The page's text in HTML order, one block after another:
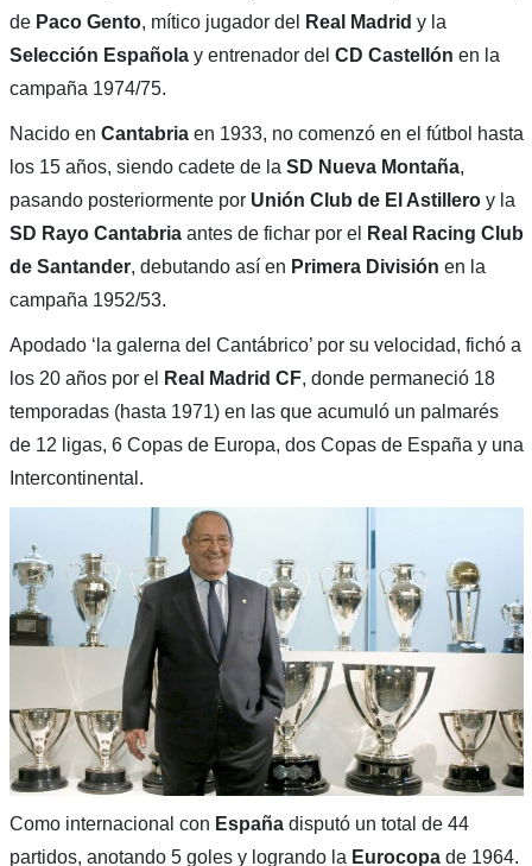
de Paco Gento, mítico jugador del Real Madrid y la
Selección Española y entrenador del CD Castellón en la
campaña 1974/75.
Nacido en Cantabria en 1933, no comenzó en el fútbol hasta
los 15 años, siendo cadete de la SD Nueva Montaña,
pasando posteriormente porUnión Club de El Astilleroy la
SD Rayo Cantabriaantes de fichar por el
Real Racing Club
de Santander, debutando así en Primera División en la
campaña 1952/53.
Apodado ‘la galerna del Cantábrico’ por su velocidad, fichó a
los 20 años por el
Real Madrid CF, donde permaneció 18
temporadas (hasta 1971) en las que acumuló un palmarés
de 12 ligas, 6 Copas de Europa, dos Copas de España y una
Intercontinental.
Como internacional con España disputó un total de 44
partidos, anotando 5 goles y logrando la Eurocopa de 1964.